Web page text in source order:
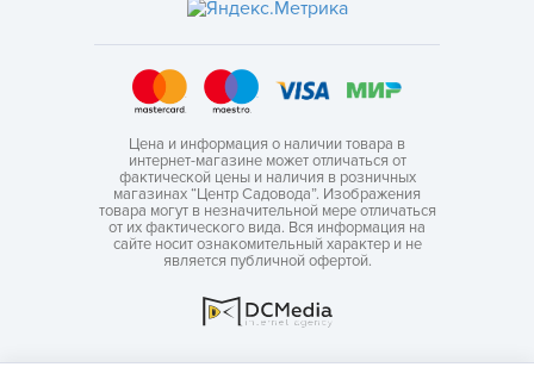
Цена и информация о наличии товара в
интернет-магазине может отличаться от
фактической цены и наличия в розничных
магазинах “Центр Садовода”. Изображения
товара могут в незначительной мере отличаться
от их фактического вида. Вся информация на
сайте носит ознакомительный характер и не
является публичной офертой.